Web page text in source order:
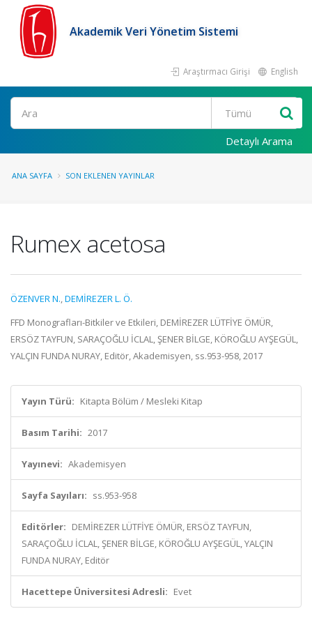
Akademik Veri Yönetim Sistemi
Araştırmacı Girişi English
Ara
Detaylı Arama
ANA SAYFA SON EKLENEN YAYINLAR
Rumex acetosa
ÖZENVER N.,DEMİREZER L. Ö.
FFD Monografları-Bitkiler ve Etkileri, DEMİREZER LÜTFİYE ÖMÜR,
ERSÖZ TAYFUN, SARAÇOĞLU İCLAL, ŞENER BİLGE, KÖROĞLU AYŞEGÜL,
YALÇIN FUNDA NURAY, Editör, Akademisyen, ss.953-958, 2017
Yayın Türü: Kitapta Bölüm / Mesleki Kitap
Basım Tarihi: 2017
Yayınevi: Akademisyen
Sayfa Sayıları: ss.953-958
Editörler: DEMİREZER LÜTFİYE ÖMÜR, ERSÖZ TAYFUN,
SARAÇOĞLU İCLAL, ŞENER BİLGE, KÖROĞLU AYŞEGÜL, YALÇIN
FUNDA NURAY, Editör
Hacettepe Üniversitesi Adresli: Evet